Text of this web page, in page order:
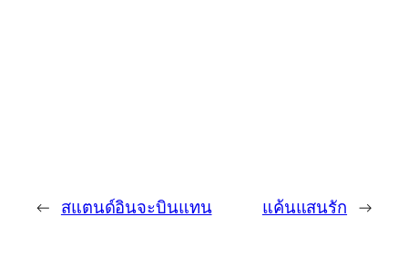
← สแตนด์อินจะบินแทน แค้นแสนรัก →